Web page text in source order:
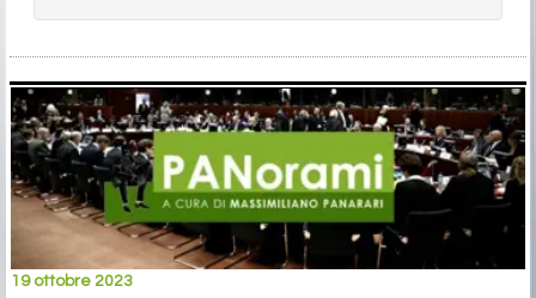
19 ottobre 2023